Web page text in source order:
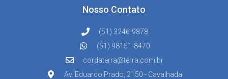
Nosso Contato
(51) 3246-9878
(51) 98151-8470
cordaterra@terra.com.br
Av. Eduardo Prado, 2150 - Cavalhada